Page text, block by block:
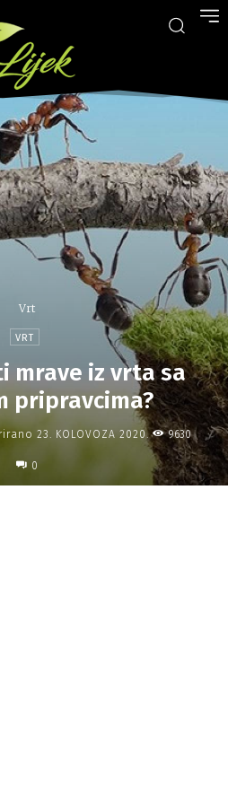
Vrt
VRT
mrave iz vrta sa
pripravcima?
23. KOLOVOZA 2020. 9630
0